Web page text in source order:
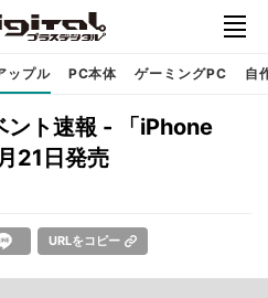
ップル PC本体 ゲーミングPC 自
ト速報 - 「iPhone
21日発売
URLをコピー